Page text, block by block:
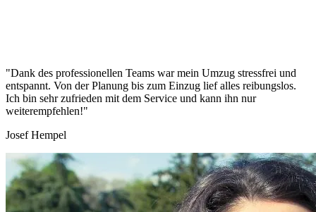
"Dank des professionellen Teams war mein Umzug stressfrei und
entspannt. Von der Planung bis zum Einzug lief alles reibungslos.
Ich bin sehr zufrieden mit dem Service und kann ihn nur
weiterempfehlen!"
Josef Hempel